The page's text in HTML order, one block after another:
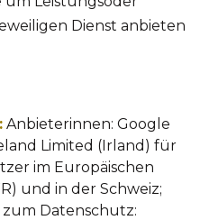
Dienst anbieten
Anbieterinnen: Google
Limited (Irland) für
im Europäischen
und in der Schweiz;
Datenschutz: